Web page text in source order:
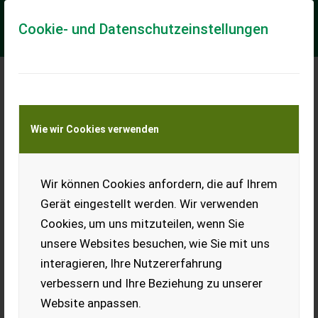
Cookie- und Datenschutzeinstellungen
Wie wir Cookies verwenden
Wir können Cookies anfordern, die auf Ihrem
Gerät eingestellt werden. Wir verwenden
Cookies, um uns mitzuteilen, wenn Sie
unsere Websites besuchen, wie Sie mit uns
interagieren, Ihre Nutzererfahrung
verbessern und Ihre Beziehung zu unserer
Website anpassen.
Meine Transportkostenanfrage
Transport von Land- und Baumaschinen –
KEINE Tiertransporte
BMW 420i Gran Coupé
M Sport Aut. M Sport
Basisdaten, Karosserieform,
Coupé, Fahrzeugart,
Gebraucht, Antriebsart,
Heck, Sitzplätze, 5, Türen, 5,
Fahrzeughistorie,
Kilometerstand, 53.770 km,